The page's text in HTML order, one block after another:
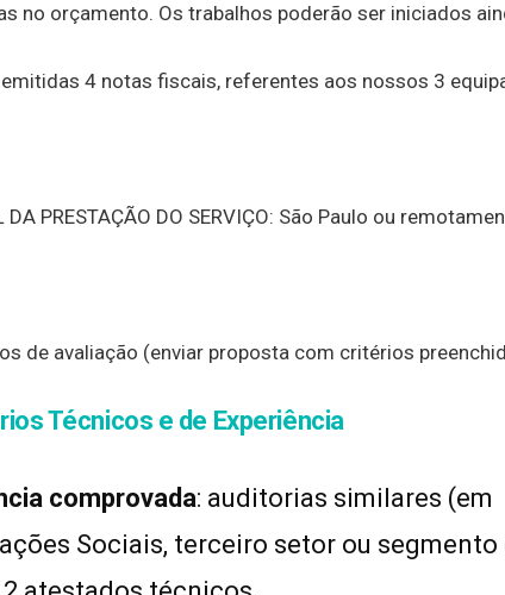
no orçamento. Os trabalhos poderão ser iniciados
4 notas fiscais, referentes aos nossos 3
DA PRESTAÇÃO DO SERVIÇO: São Paulo ou
de avaliação (enviar proposta com critérios
Técnicos e de Experiência
comprovada: auditorias similares (em
Sociais, terceiro setor ou